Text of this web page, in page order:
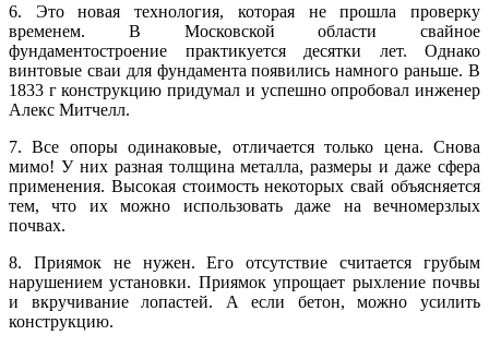
6. Это новая технология, которая не прошла проверку
временем. В Московской области свайное
фундаментостроение практикуется десятки лет. Однако
винтовые сваи для фундамента появились намного раньше. В
1833 г конструкцию придумал и успешно опробовал инженер
Алекс Митчелл.
7. Все опоры одинаковые, отличается только цена. Снова
мимо! У них разная толщина металла, размеры и даже сфера
применения. Высокая стоимость некоторых свай объясняется
тем, что их можно использовать даже на вечномерзлых
почвах.
8. Приямок не нужен. Его отсутствие считается грубым
нарушением установки. Приямок упрощает рыхление почвы
и вкручивание лопастей. А если бетон, можно усилить
конструкцию.